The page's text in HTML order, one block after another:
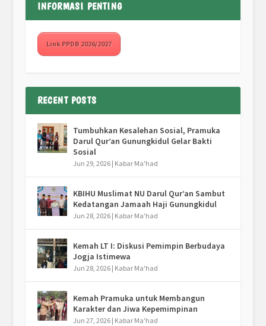
INFORMASI PENTING
Link PPDB 2026/2027
RECENT POSTS
Tumbuhkan Kesalehan Sosial, Pramuka
Darul Qur’an Gunungkidul Gelar Bakti
Sosial
Jun 29, 2026| Kabar Ma'had
KBIHU Muslimat NU Darul Qur’an Sambut
Kedatangan Jamaah Haji Gunungkidul
Jun 28, 2026| Kabar Ma'had
Kemah LT I: Diskusi Pemimpin Berbudaya
Jogja Istimewa
Jun 28, 2026| Kabar Ma'had
Kemah Pramuka untuk Membangun
Karakter dan Jiwa Kepemimpinan
Jun 27, 2026| Kabar Ma'had